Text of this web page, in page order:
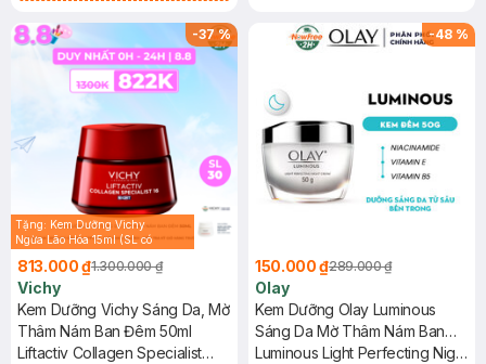
(SL có hạn)
-37%
Tặng: Kem Dưỡng Vichy
Ngừa Lão Hóa 15ml (SL có
813.000 ₫1.300.000 ₫
Vichy
Kem Dưỡng Vichy Sáng Da, Mờ
Thâm Nám Ban Đêm 50ml
Liftactiv Collagen Specialist
-48 %
150.000 ₫289.000 ₫
Olay
Kem Dưỡng Olay Luminous
Sáng Da Mờ Thâm Nám Ban
Đêm 50g
Luminous Light Perfecting Night